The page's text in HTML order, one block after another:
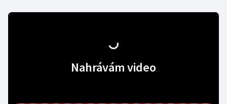
Nahrávám video